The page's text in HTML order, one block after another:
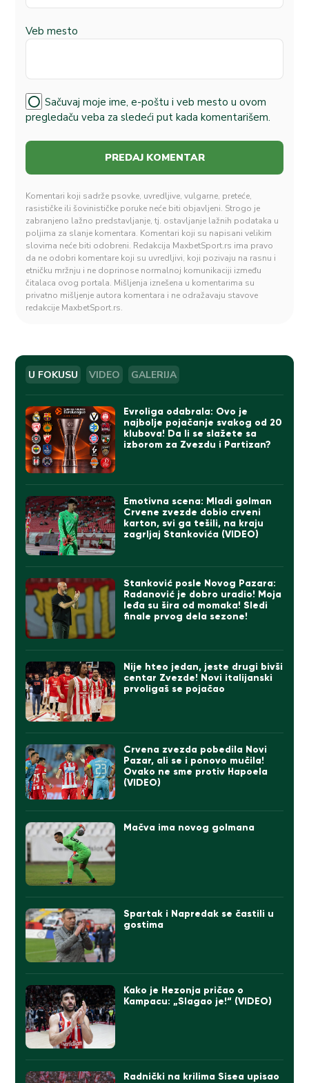
Veb mesto
Sačuvaj moje ime, e-poštu i veb mesto u ovom
pregledaču veba za sledeći put kada komentarišem.
Komentari koji sadrže psovke, uvredljive, vulgarne, preteće,
rasističke ili šovinističke poruke neće biti objavljeni. Strogo je
zabranjeno lažno predstavljanje, tj. ostavljanje lažnih podataka u
poljima za slanje komentara. Komentari koji su napisani velikim
slovima neće biti odobreni. Redakcija MaxbetSport.rs ima pravo
da ne odobri komentare koji su uvredljivi, koji pozivaju na rasnu i
etničku mržnju i ne doprinose normalnoj komunikaciji između
čitalaca ovog portala. Mišljenja iznešena u komentarima su
privatno mišljenje autora komentara i ne odražavaju stavove
redakcije MaxbetSport.rs.
U FOKUSU VIDEO GALERIJA
Evroliga odabrala: Ovo je
najbolje pojačanje svakog od 20
klubova! Da li se slažete sa
izborom za Zvezdu i Partizan?
Emotivna scena: Mladi golman
Crvene zvezde dobio crveni
karton, svi ga tešili, na kraju
zagrljaj Stankovića (VIDEO)
Stanković posle Novog Pazara:
Radanović je dobro uradio! Moja
leđa su šira od momaka! Sledi
finale prvog dela sezone!
Nije hteo jedan, jeste drugi bivši
centar Zvezde! Novi italijanski
prvoligaš se pojačao
Crvena zvezda pobedila Novi
Pazar, ali se i ponovo mučila!
Ovako ne sme protiv Hapoela
(VIDEO)
Mačva ima novog golmana
Spartak i Napredak se častili u
gostima
Kako je Hezonja pričao o
Kampacu: „Slagao je!“ (VIDEO)
Radnički na krilima Sisea upisao